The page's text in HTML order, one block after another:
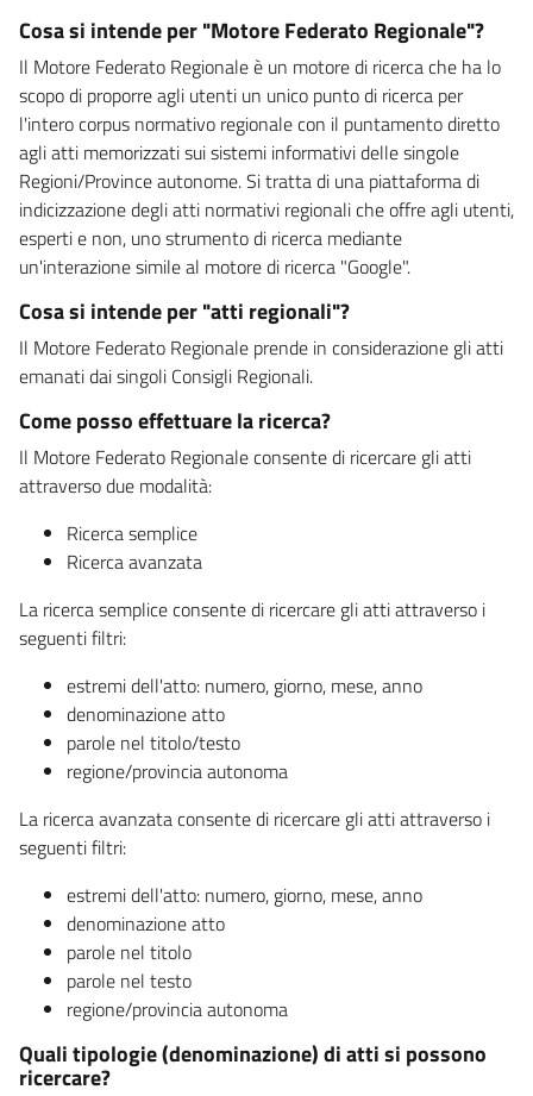
Cosa si intende per "Motore Federato Regionale"?
Il Motore Federato Regionale è un motore di ricerca che ha lo
scopo di proporre agli utenti un unico punto di ricerca per
l'intero corpus normativo regionale con il puntamento diretto
agli atti memorizzati sui sistemi informativi delle singole
Regioni/Province autonome. Si tratta di una piattaforma di
indicizzazione degli atti normativi regionali che offre agli utenti,
esperti e non, uno strumento di ricerca mediante
un'interazione simile al motore di ricerca "Google".
Cosa si intende per "atti regionali"?
Il Motore Federato Regionale prende in considerazione gli atti
emanati dai singoli Consigli Regionali.
Come posso effettuare la ricerca?
Il Motore Federato Regionale consente di ricercare gli atti
attraverso due modalità:
Ricerca semplice
Ricerca avanzata
La ricerca semplice consente di ricercare gli atti attraverso i
seguenti filtri:
estremi dell'atto: numero, giorno, mese, anno
denominazione atto
parole nel titolo/testo
regione/provincia autonoma
La ricerca avanzata consente di ricercare gli atti attraverso i
seguenti filtri:
estremi dell'atto: numero, giorno, mese, anno
denominazione atto
parole nel titolo
parole nel testo
regione/provincia autonoma
Quali tipologie (denominazione) di atti si possono
ricercare?